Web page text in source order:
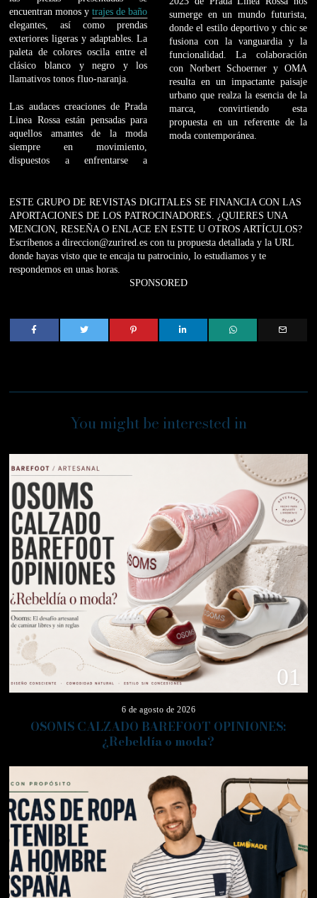
encuentran monos ytrajes de baño
elegantes, así como prendas
exteriores ligeras y adaptables. La
paleta de colores oscila entre el
clásico blanco y negro y los
llamativos tonos fluo-naranja.
Las audaces creaciones de Prada
Linea Rossa están pensadas para
aquellos amantes de la moda
siempre en movimiento,
dispuestos a enfrentarse a
sumerge en un mundo futurista,
donde el estilo deportivo y chic se
fusiona con la vanguardia y la
funcionalidad. La colaboración
con Norbert Schoerner y OMA
resulta en un impactante paisaje
urbano que realza la esencia de la
marca, convirtiendo esta
propuesta en un referente de la
moda contemporánea.
ESTE GRUPO DE REVISTAS DIGITALES SE FINANCIA CON LAS
APORTACIONES DE LOS PATROCINADORES. ¿QUIERES UNA
MENCION, RESEÑA O ENLACE EN ESTE U OTROS ARTÍCULOS?
Escríbenos a direccion@zurired.es con tu propuesta detallada y la URL
donde hayas visto que te encaja tu patrocinio, lo estudiamos y te
respondemos en unas horas.
SPONSORED
You might be interested in
01
6 de agosto de 2026
OSOMS CALZADO BAREFOOT OPINIONES:
¿Rebeldía o moda?